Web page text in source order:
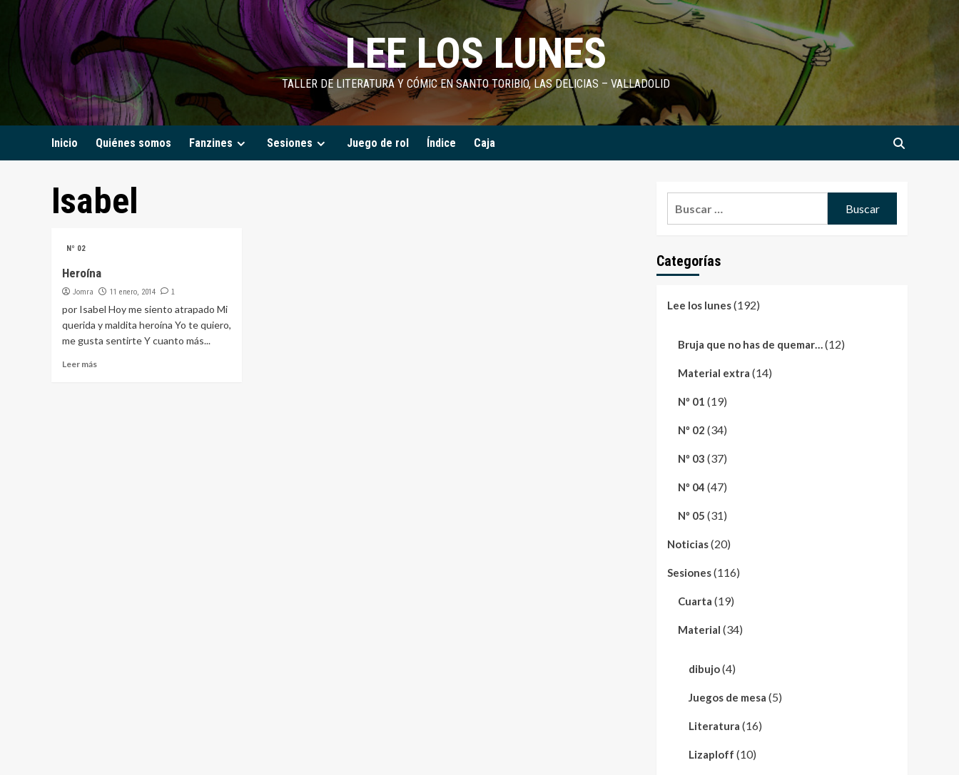
Saltar
contenido
LEE LOS LUNES
TALLER DE LITERATURA Y CÓMIC EN SANTO TORIBIO, LAS DELICIAS – VALLADOLID
Inicio Quiénes somos Fanzines Sesiones Juego de rol Índice Caja
Isabel
Nº 02
Heroína
Jomra 11 enero, 2014 1
por Isabel Hoy me siento atrapado Mi
querida y maldita heroína Yo te quiero,
me gusta sentirte Y cuanto más...
Leer más
Categorías
Lee los lunes(192)
Bruja que no has de quemar…(12)
Material extra (14)
Nº 01 (19)
Nº 02 (34)
Nº 03 (37)
Nº 04 (47)
Nº 05 (31)
Noticias(20)
Sesiones(116)
Cuarta (19)
Material (34)
dibujo(4)
Juegos de mesa (5)
Literatura (16)
Lizaploff (10)